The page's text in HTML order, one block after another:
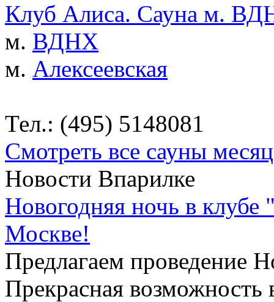
Клуб Алиса. Сауна м.
м. ВДНХ
м. Алексеевская
Тел.: (495) 5148081
Смотреть все сауны
Новости Впарилке
Новогодняя ночь в
Москве!
Предлагаем проведение
Прекрасная возможность